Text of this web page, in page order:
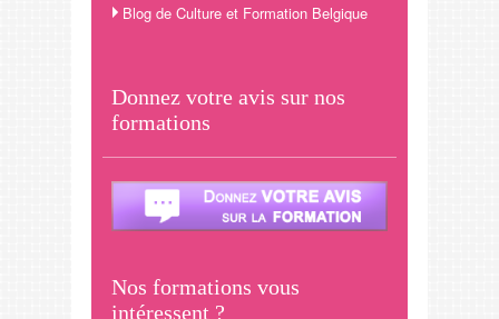
Blog de Culture et Formation Belgique
Donnez votre avis sur nos
formations
Nos formations vous
intéressent ?